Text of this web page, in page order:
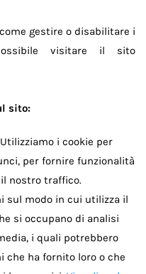
gestire o disabilitare i
visitare il sito
sito:
i cookie per
per fornire funzionalità
nostro traffico.
sul modo in cui utilizza il
si occupano di analisi
i quali potrebbero
che ha fornito loro o che